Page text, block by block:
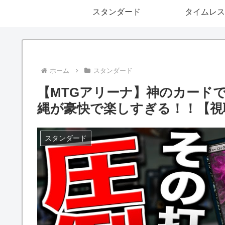
スタンダード タイムレス
ホーム スタンダード
【MTGアリーナ】神のカード
縄が豪快で楽しすぎる！！【
スタンダード